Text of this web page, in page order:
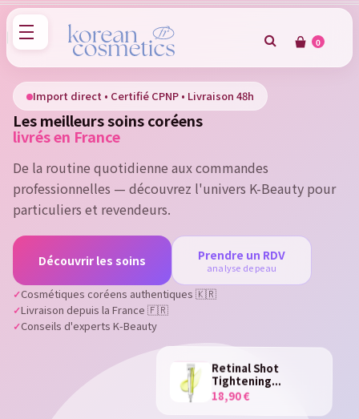
0
Import direct • Certifié CPNP • Livraison 48h
Les meilleurs soins coréens
livrés en France
De la routine quotidienne aux commandes
professionnelles — découvrez l'univers K-Beauty pour
particuliers et revendeurs.
Découvrir les soins Prendre un RDV
analyse de peau
Cosmétiques coréens authentiques 🇰🇷
Livraison depuis la France 🇫🇷
Conseils d'experts K-Beauty
Retinal Shot
Tightening...
18,90 €
Sign in
You need to be logged in to save products in your wish
list.
Cancel